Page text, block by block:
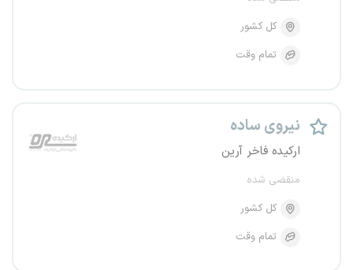
کل کشور
تمام وقت
نیروی ساده
ارکیده فاخر آرین
منقضی شده
کل کشور
تمام وقت